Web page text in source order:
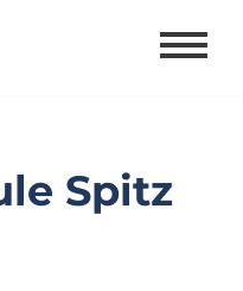
Spitz